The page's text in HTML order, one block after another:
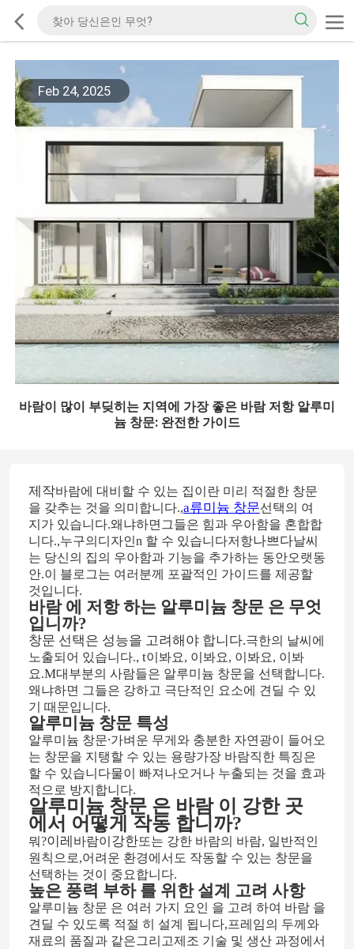
Feb 24, 2025
바람이 많이 부딪히는 지역에 가장 좋은 바람 저항 알루미
늄 창문: 완전한 가이드
제작바람에 대비할 수 있는 집이란 미리 적절한 창문
을 갖추는 것을 의미합니다.,a류미늄 창문선택의 여
지가 있습니다.왜냐하면 그들은 힘과 우아함을 혼합합
니다.,누구의 디자인n 할 수 있습니다저항나쁘다날씨
는 당신의 집의 우아함과 기능을 추가하는 동안오랫동
안.이 블로그는 여러분께 포괄적인 가이드를 제공할
것입니다.
바람 에 저항 하는 알루미늄 창문 은 무엇
입니까?
창문 선택은 성능을 고려해야 합니다.극한의 날씨에
노출되어 있습니다., t이봐요, 이봐요, 이봐요, 이봐
요.M대부분의 사람들은 알루미늄 창문을 선택합니다.
왜냐하면 그들은 강하고 극단적인 요소에 견딜 수 있
기 때문입니다.
알루미늄 창문 특성
알루미늄 창문∙가벼운 무게와 충분한 자연광이 들어오
는 창문을 지탱할 수 있는 용량가장 바람직한 특징은
할 수 있습니다물이 빠져나오거나 누출되는 것을 효과
적으로 방지합니다.
알루미늄 창문 은 바람 이 강한 곳
에서 어떻게 작동 합니까?
뭐?이레 바람이 강한또는 강한 바람의 바람, 일반적인
원칙으로,어려운 환경에서도 작동할 수 있는 창문을
선택하는 것이 중요합니다.
높은 풍력 부하 를 위한 설계 고려 사항
알루미늄 창문 은 여러 가지 요인 을 고려 하여 바람 을
견딜 수 있도록 적절 히 설계 됩니다,프레임의 두께와
재료의 품질과 같은그리고제조 기술 및 생산 과정에서